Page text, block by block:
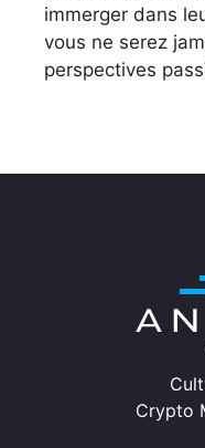
immerger dans
vous ne serez
perspectives
Crypto